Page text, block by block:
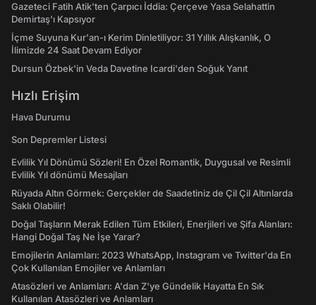
Gazeteci Fatih Atik'ten Çarpıcı İddia: Çerçeve Yasa Selahattin
Demirtaş'ı Kapsıyor
İçme Suyuna Kur'an-ı Kerim Dinletiliyor: 31 Yıllık Alışkanlık, O
İlimizde 24 Saat Devam Ediyor
Dursun Özbek'in Veda Davetine Icardi'den Soğuk Yanıt
Hızlı Erişim
Hava Durumu
Son Depremler Listesi
Evlilik Yıl Dönümü Sözleri! En Özel Romantik, Duygusal ve Resimli
Evlilik Yıl dönümü Mesajları
Rüyada Altın Görmek: Gerçekler de Saadetiniz de Çil Çil Altınlarda
Saklı Olabilir!
Doğal Taşların Merak Edilen Tüm Etkileri, Enerjileri ve Şifa Alanları:
Hangi Doğal Taş Ne İşe Yarar?
Emojilerin Anlamları: 2023 WhatsApp, Instagram ve Twitter'da En
Çok Kullanılan Emojiler ve Anlamları
Atasözleri ve Anlamları: A'dan Z'ye Gündelik Hayatta En Sık
Kullanılan Atasözleri ve Anlamları